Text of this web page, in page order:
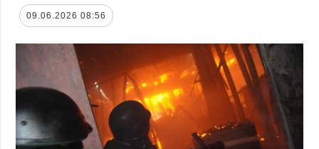
09.06.2026 08:56